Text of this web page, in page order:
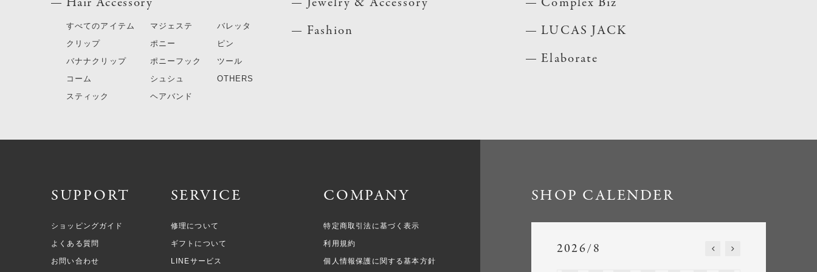
すべてのアイテム
クリップ
バナナクリップ
コーム
スティック
マジェステ
ポニー
ポニーフック
シュシュ
ヘアバンド
バレッタ
ピン
ツール
OTHERS
Fashion
LUCAS JACK
Elaborate
SUPPORT
ショッピングガイド
よくある質問
お問い合わせ
SERVICE
修理について
ギフトについて
LINEサービス
COMPANY
特定商取引法に基づく表示
利用規約
個人情報保護に関する基本方針
SHOP CALENDER
2026/8